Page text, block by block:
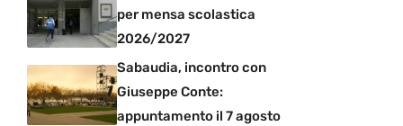
per mensa scolastica
2026/2027
Sabaudia, incontro con
Giuseppe Conte:
appuntamento il 7 agosto